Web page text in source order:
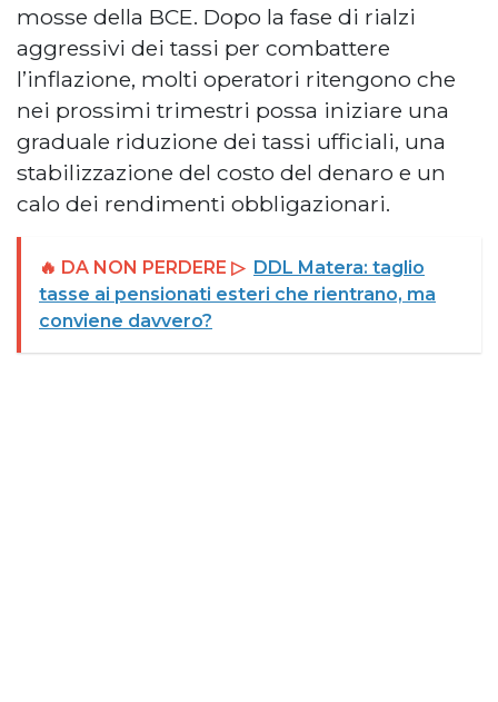
mosse della BCE. Dopo la fase di rialzi
aggressivi dei tassi per combattere
l’inflazione, molti operatori ritengono che
nei prossimi trimestri possa iniziare una
graduale riduzione dei tassi ufficiali, una
stabilizzazione del costo del denaro e un
calo dei rendimenti obbligazionari.
🔥 DA NON PERDERE ▷ DDL Matera: taglio
tasse ai pensionati esteri che rientrano, ma
conviene davvero?